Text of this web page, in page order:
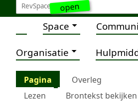
open
Space
Organisatie
Pagina Overleg
Lezen
Brontekst bekijken